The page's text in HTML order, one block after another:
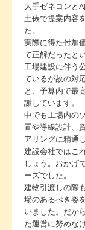
大手ゼネコンと
土俵で提案内容
た。
実際に得た付加
て正解だったと
工場建設に伴う
ているが故の対
と、予算内で最
謝しています。
中でも工場内の
置や導線設計、
アリングに精通
建設会社ではこ
しょう。おかげ
ーズでした。
建物引渡しの際
場のあるべき姿
いました。だか
た運営に努めな